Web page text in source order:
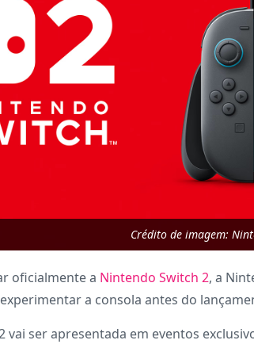
Crédito de imagem:
oficialmente a Nintendo Switch 2, a
a consola antes do
vai ser apresentada em eventos